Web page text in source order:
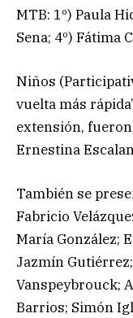
MTB: 1º) Paula
Sena; 4º) Fátima
Niños
vuelta más
extensión,
Ernestina
También se
Fabricio
María González;
Jazmín
Vanspeybrouck;
Barrios; Simón